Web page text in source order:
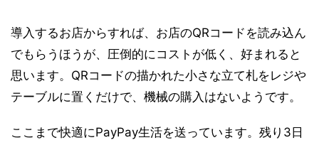
導入するお店からすれば、お店のQRコードを読み込ん
でもらうほうが、圧倒的にコストが低く、好まれると
思います。QRコードの描かれた小さな立て札をレジや
テーブルに置くだけで、機械の購入はないようです。
ここまで快適にPayPay生活を送っています。残り3日